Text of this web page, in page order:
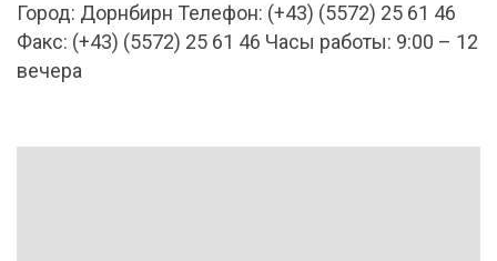
Город: Дорнбирн Телефон: (+43) (5572) 25 61 46
Факс: (+43) (5572) 25 61 46 Часы работы: 9:00 – 12
вечера